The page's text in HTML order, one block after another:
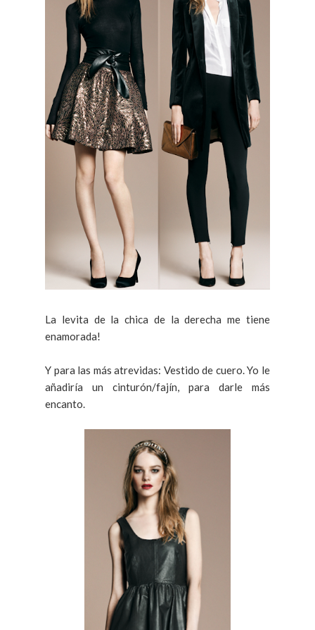
La levita de la chica de la derecha me tiene
enamorada!
Y para las más atrevidas: Vestido de cuero. Yo le
añadiría un cinturón/fajín, para darle más
encanto.